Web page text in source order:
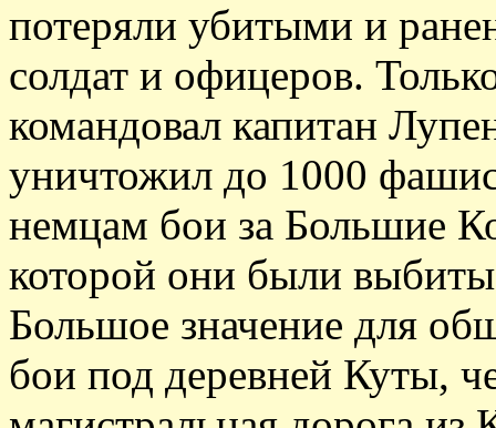
потеряли убитыми и
солдат и офицеров.
командовал капитан
уничтожил до 1000
немцам бои за Большие
которой они были
Большое значение для
бои под деревней Куты,